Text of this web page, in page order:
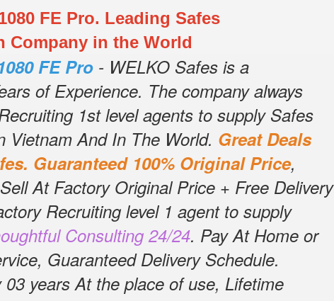
FE Pro. Leading Safes
Company in the World
FE Pro - WELKO Safes is a
of Experience. The company always
1st level agents to supply Safes
Vietnam And In The World. Great Deals
Guaranteed 100% Original Price,
At Factory Original Price + Free Delivery
Recruiting level 1 agent to supply
Consulting 24/24. Pay At Home or
Guaranteed Delivery Schedule.
years At the place of use, Lifetime